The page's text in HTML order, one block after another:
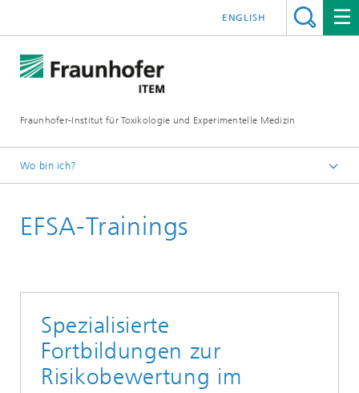
Fraunhofer-Institut für Toxikologie und Experimentelle Medizin
ENGLISH
Wo bin ich?
Veranstaltungen
EFSA-Trainings
Spezialisierte
Fortbildungen zur
Risikobewertung im